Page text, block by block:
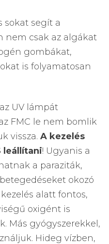
sokat segít a
nem csak az algákat
gombákat,
is folyamatosan
UV lámpát
FMC le nem bomlik
vissza. A kezelés
leállítani! Ugyanis a
a paraziták,
okozó
alatt fontos,
oxigént is
Más gyógyszerekkel,
Hideg vízben,